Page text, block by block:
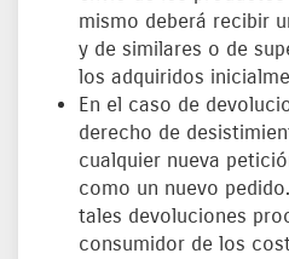
mismo deberá recibir
y de similares o de
los adquiridos
En el caso de
derecho de
cualquier nueva
como un nuevo
tales devoluciones
consumidor de los